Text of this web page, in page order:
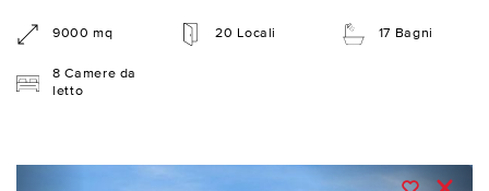
9000 mq 20 Locali 17 Bagni
8 Camere da
letto